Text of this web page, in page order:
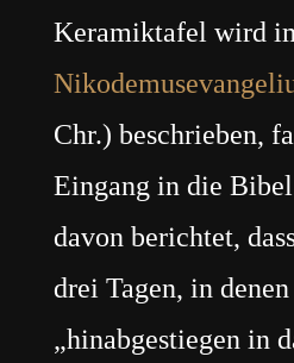
Keramiktafel wird
Chr.) beschrieben,
Eingang in die
davon berichtet,
drei Tagen, in
„hinabgestiegen in